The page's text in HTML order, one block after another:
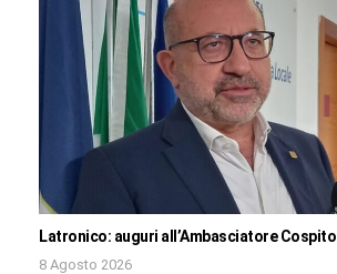
Latronico: auguri all’Ambasciatore Cospito
8 Agosto 2026